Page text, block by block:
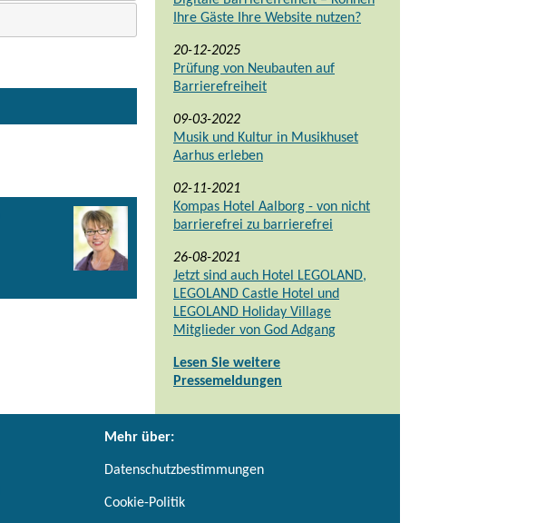
Ihre Gäste Ihre Website nutzen?
20-12-2025
Prüfung von Neubauten auf
Barrierefreiheit
09-03-2022
Musik und Kultur in Musikhuset
Aarhus erleben
02-11-2021
Kompas Hotel Aalborg - von nicht
barrierefrei zu barrierefrei
26-08-2021
Jetzt sind auch Hotel LEGOLAND,
LEGOLAND Castle Hotel und
LEGOLAND Holiday Village
Mitglieder von God Adgang
Lesen Sie weitere
Pressemeldungen
Mehr über:
Datenschutzbestimmungen
Cookie-Politik